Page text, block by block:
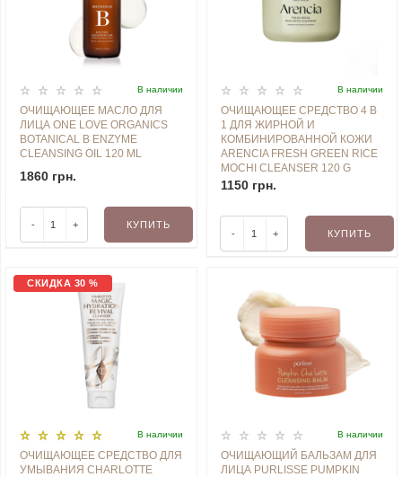
В наличии
ОЧИЩАЮЩЕЕ МАСЛО ДЛЯ
ЛИЦА ONE LOVE ORGANICS
BOTANICAL B ENZYME
CLEANSING OIL 120 ML
1860 грн.
- + КУПИТЬ
В наличии
ОЧИЩАЮЩЕЕ СРЕДСТВО 4 В
1 ДЛЯ ЖИРНОЙ И
КОМБИНИРОВАННОЙ КОЖИ
ARENCIA FRESH GREEN RICE
MOCHI CLEANSER 120 G
1150 грн.
- + КУПИТЬ
СКИДКА 30 %
В наличии
ОЧИЩАЮЩЕЕ СРЕДСТВО ДЛЯ
УМЫВАНИЯ CHARLOTTE
В наличии
ОЧИЩАЮЩИЙ БАЛЬЗАМ ДЛЯ
ЛИЦА PURLISSE PUMPKIN